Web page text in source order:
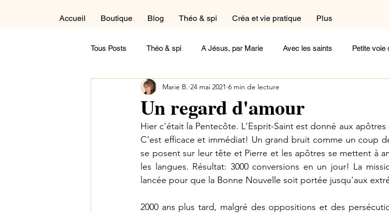
Accueil Boutique Blog Théo & spi Créa et vie pratique Plus
Tous Posts Théo & spi A Jésus, par Marie Avec les saints Petite voie
Autour du cycle liturgique Créa et vie pratique
Dans la salle de détente Réflexions Femme Homme
Paternité Témoignages Arts et Histoire Cherchez la
Contemple ! A feuilleter Un peu de poésie Belle comme un coeur
Un regard d'amour
Marie B. 24 mai 2021 6 min de lecture
Hier c'était la Pentecôte. L'Esprit-Saint est donné aux apôtres
C'est efficace et immédiat! Un grand bruit comme un coup
se posent sur leur tête et Pierre et les apôtres se mettent à
les langues. Résultat: 3000 conversions en un jour! La
lancée pour que la Bonne Nouvelle soit portée jusqu'aux
2000 ans plus tard, malgré des oppositions et des